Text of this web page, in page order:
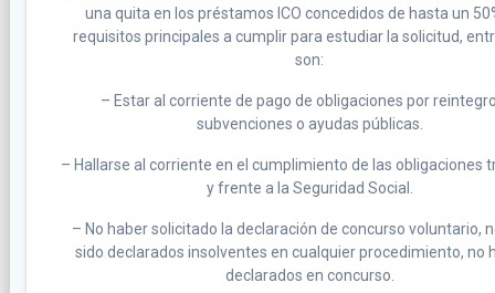
una quita en los préstamos ICO concedidos de hasta un
requisitos principales a cumplir para estudiar la solicitud,
son:
– Estar al corriente de pago de obligaciones por
subvenciones o ayudas públicas.
– Hallarse al corriente en el cumplimiento de las obligaciones
y frente a la Seguridad Social.
– No haber solicitado la declaración de concurso voluntario,
sido declarados insolventes en cualquier procedimiento, no
declarados en concurso.